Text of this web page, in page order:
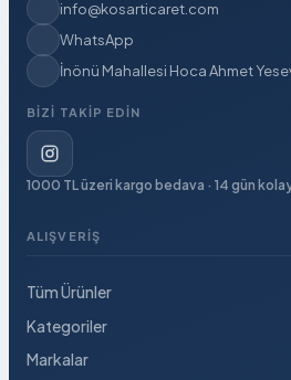
info@kosarticaret.com
WhatsApp
İnönü Mahallesi Hoca Ahmet
BIZI TAKIP EDIN
1000 TL üzeri kargo bedava · 14 gün
ALIŞVERIŞ
Tüm Ürünler
Kategoriler
Markalar